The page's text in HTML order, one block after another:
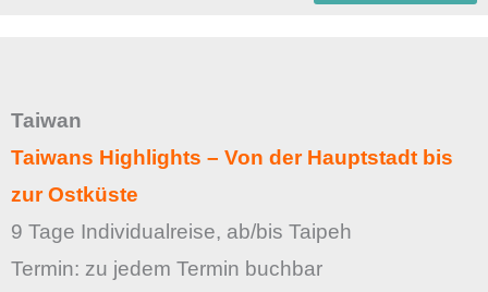
Taiwan
Taiwans Highlights – Von der Hauptstadt bis
zur Ostküste
9 Tage Individualreise, ab/bis Taipeh
Termin: zu jedem Termin buchbar